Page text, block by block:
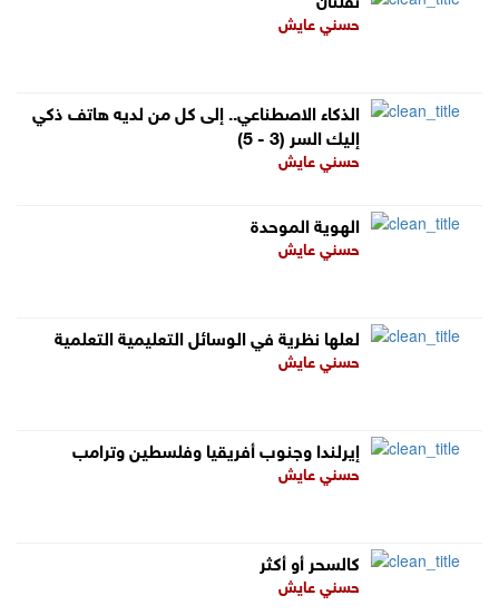
حسني عايش
الذكاء الاصطناعي.. إلى كل من لديه هاتف ذكي
إليك السر (3 - 5)
حسني عايش
الهوية الموحدة
حسني عايش
لعلها نظرية في الوسائل التعليمية التعلمية
حسني عايش
إيرلندا وجنوب أفريقيا وفلسطين وترامب
حسني عايش
كالسحر أو أكثر
حسني عايش